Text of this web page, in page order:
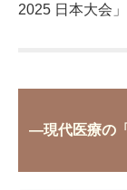
2025 日本大会
―現代医療の